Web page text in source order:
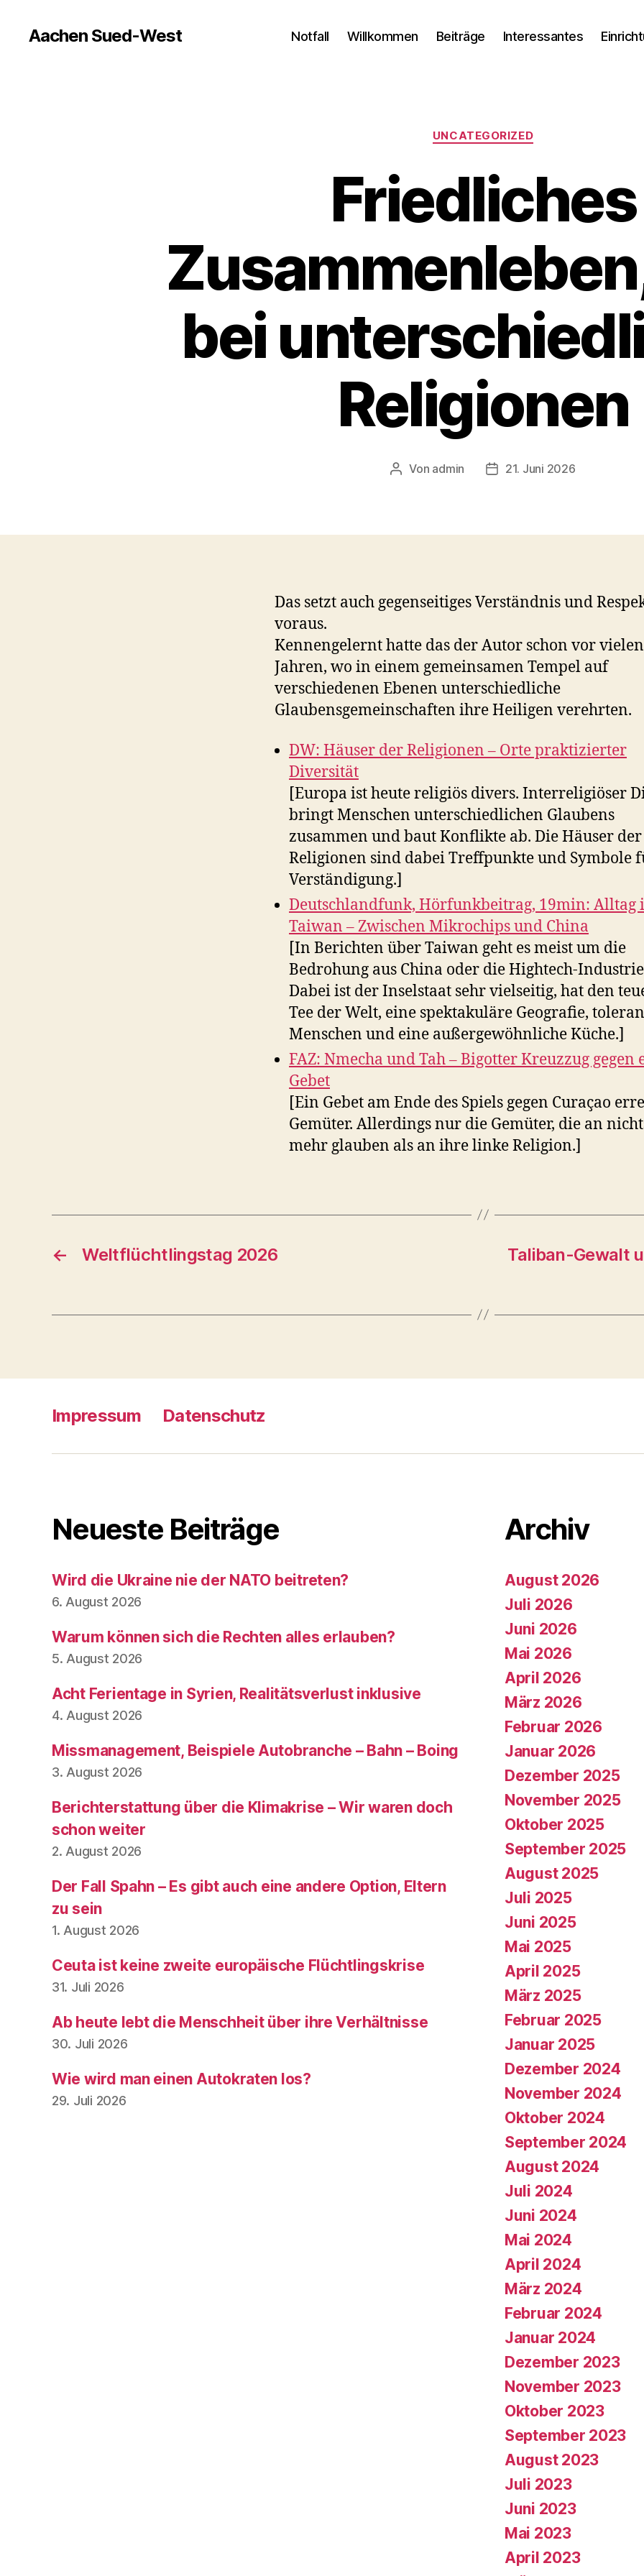
Aachen Sued-West Notfall Willkommen Beiträge Interessantes
Kategorien
UNCATEGORIZED
Friedliches
bei
Religionen
Beitragsautor
Von admin Veröffentlichungsdatum
21. Juni 2026
Das setzt auch gegenseitiges Verständnis und
voraus.
Kennengelernt hatte das der Autor schon vor vielen
Jahren, wo in einem gemeinsamen Tempel auf
verschiedenen Ebenen unterschiedliche
Glaubensgemeinschaften ihre Heiligen verehrten.
DW: Häuser der Religionen – Orte praktizierter
Diversität
[Europa ist heute religiös divers. Interreligiöser
bringt Menschen unterschiedlichen Glaubens
zusammen und baut Konflikte ab. Die Häuser der
Religionen sind dabei Treffpunkte und Symbole
Verständigung.]
Deutschlandfunk, Hörfunkbeitrag, 19min: Alltag
Taiwan – Zwischen Mikrochips und China
[In Berichten über Taiwan geht es meist um die
Bedrohung aus China oder die Hightech-
Dabei ist der Inselstaat sehr vielseitig, hat den
Tee der Welt, eine spektakuläre Geografie,
Menschen und eine außergewöhnliche Küche.]
FAZ: Nmecha und Tah – Bigotter Kreuzzug gegen
Gebet
[Ein Gebet am Ende des Spiels gegen Curaçao
Gemüter. Allerdings nur die Gemüter, die an
mehr glauben als an ihre linke Religion.]
← Weltflüchtlingstag 2026
Taliban-Gewalt
Impressum Datenschutz
Neueste Beiträge
Wird die Ukraine nie der NATO beitreten?
6. August 2026
Warum können sich die Rechten alles erlauben?
5. August 2026
Acht Ferientage in Syrien, Realitätsverlust inklusive
4. August 2026
Missmanagement, Beispiele Autobranche – Bahn – Boing
3. August 2026
Berichterstattung über die Klimakrise – Wir waren doch
schon weiter
2. August 2026
Der Fall Spahn – Es gibt auch eine andere Option, Eltern
zu sein
1. August 2026
Ceuta ist keine zweite europäische Flüchtlingskrise
31. Juli 2026
Ab heute lebt die Menschheit über ihre Verhältnisse
30. Juli 2026
Wie wird man einen Autokraten los?
29. Juli 2026
Archiv
August 2026
Juli 2026
Juni 2026
Mai 2026
April 2026
März 2026
Februar 2026
Januar 2026
Dezember 2025
November 2025
Oktober 2025
September 2025
August 2025
Juli 2025
Juni 2025
Mai 2025
April 2025
März 2025
Februar 2025
Januar 2025
Dezember 2024
November 2024
Oktober 2024
September 2024
August 2024
Juli 2024
Juni 2024
Mai 2024
April 2024
März 2024
Februar 2024
Januar 2024
Dezember 2023
November 2023
Oktober 2023
September 2023
August 2023
Juli 2023
Juni 2023
Mai 2023
April 2023